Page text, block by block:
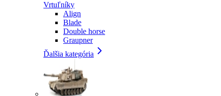
Vrtuľníky
Align
Blade
Double horse
Graupner
Ďalšia kategória